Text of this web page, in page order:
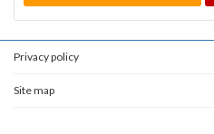
Privacy policy
Site map